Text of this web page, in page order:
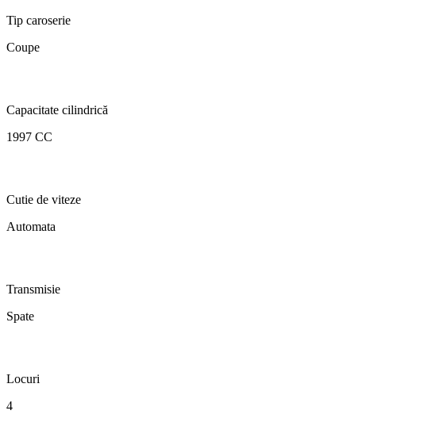
Tip caroserie
Coupe
Capacitate cilindrică
1997 CC
Cutie de viteze
Automata
Transmisie
Spate
Locuri
4